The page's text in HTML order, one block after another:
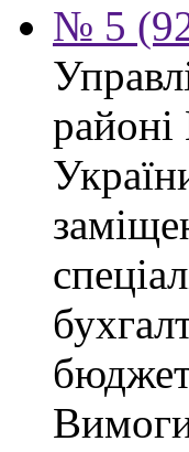
№ 5
районі